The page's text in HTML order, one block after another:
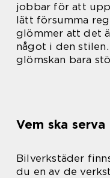
jobbar för att
lätt försumma
glömmer att det
något i den
glömskan bara
Vem ska serva
Bilverkstäder
du en av de